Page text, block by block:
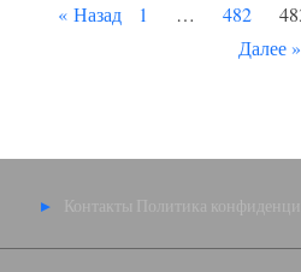
записей
Назад 1 … 482
Далее
Контакты Политика